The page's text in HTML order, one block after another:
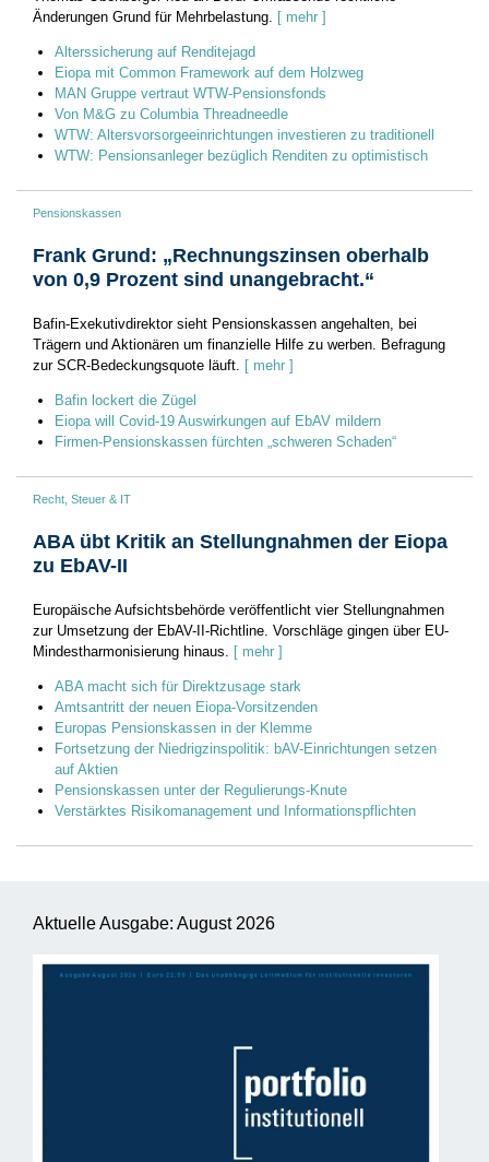
Änderungen Grund für Mehrbelastung. [ mehr ]
Alterssicherung auf Renditejagd
Eiopa mit Common Framework auf dem Holzweg
MAN Gruppe vertraut WTW-Pensionsfonds
Von M&G zu Columbia Threadneedle
WTW: Altersvorsorgeeinrichtungen investieren zu traditionell
WTW: Pensionsanleger bezüglich Renditen zu optimistisch
Pensionskassen
Frank Grund: „Rechnungszinsen oberhalb
von 0,9 Prozent sind unangebracht.“
Bafin-Exekutivdirektor sieht Pensionskassen angehalten, bei
Trägern und Aktionären um finanzielle Hilfe zu werben. Befragung
zur SCR-Bedeckungsquote läuft. [ mehr ]
Bafin lockert die Zügel
Eiopa will Covid-19 Auswirkungen auf EbAV mildern
Firmen-Pensionskassen fürchten „schweren Schaden“
Recht, Steuer & IT
ABA übt Kritik an Stellungnahmen der Eiopa
zu EbAV-II
Europäische Aufsichtsbehörde veröffentlicht vier Stellungnahmen
zur Umsetzung der EbAV-II-Richtline. Vorschläge gingen über EU-
Mindestharmonisierung hinaus. [ mehr ]
ABA macht sich für Direktzusage stark
Amtsantritt der neuen Eiopa-Vorsitzenden
Europas Pensionskassen in der Klemme
Fortsetzung der Niedrigzinspolitik: bAV-Einrichtungen setzen
auf Aktien
Pensionskassen unter der Regulierungs-Knute
Verstärktes Risikomanagement und Informationspflichten
Aktuelle Ausgabe: August 2026